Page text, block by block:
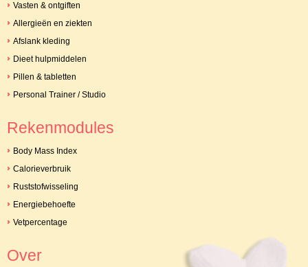
Vasten & ontgiften
Allergieën en ziekten
Afslank kleding
Dieet hulpmiddelen
Pillen & tabletten
Personal Trainer / Studio
Rekenmodules
Body Mass Index
Calorieverbruik
Ruststofwisseling
Energiebehoefte
Vetpercentage
Over